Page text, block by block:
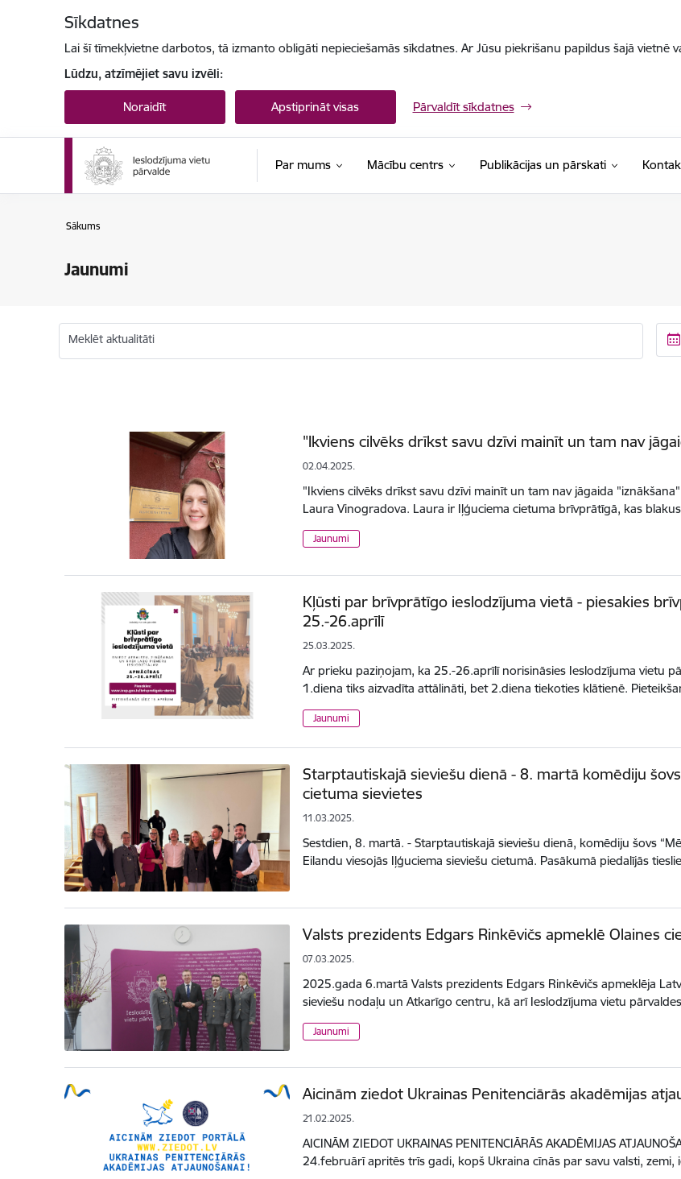
Sīkdatnes
Lai šī tīmekļvietne darbotos, tā izmanto obligāti nepieciešamās sīkdatnes. Ar Jūsu piekrišanu papildus šajā
Lūdzu, atzīmējiet savu izvēli:
Noraidīt Apstiprināt visas Pārvaldīt sīkdatnes
Par mums Mācību centrs Publikācijas un pārskati
Sākums
Jaunumi
Meklēt aktualitāti
"Ikviens cilvēks drīkst savu dzīvi mainīt un tam nav
02.04.2025.
"Ikviens cilvēks drīkst savu dzīvi mainīt un tam nav jāgaida
Laura Vinogradova. Laura ir Iļģuciema cietuma brīvprātīgā, kas
Jaunumi
Kļūsti par brīvprātīgo ieslodzījuma vietā - piesakies
25.-26.aprīlī
25.03.2025.
Ar prieku paziņojam, ka 25.-26.aprīlī norisināsies Ieslodzījuma vietu
1.diena tiks aizvadīta attālināti, bet 2.diena tiekoties klātienē.
Jaunumi
Starptautiskajā sieviešu dienā - 8. martā komēdiju
cietuma sievietes
11.03.2025.
Sestdien, 8. martā. - Starptautiskajā sieviešu dienā, komēdiju šovs
Eilandu viesojās Iļģuciema sieviešu cietumā. Pasākumā piedalījās
Valsts prezidents Edgars Rinkēvičs apmeklē Olaines
07.03.2025.
2025.gada 6.martā Valsts prezidents Edgars Rinkēvičs apmeklēja
sieviešu nodaļu un Atkarīgo centru, kā arī Ieslodzījuma vietu
Jaunumi
Aicinām ziedot Ukrainas Penitenciārās akadēmijas
21.02.2025.
AICINĀM ZIEDOT UKRAINAS PENITENCIĀRĀS AKADĒMIJAS
24.februārī apritēs trīs gadi, kopš Ukraina cīnās par savu valsti,